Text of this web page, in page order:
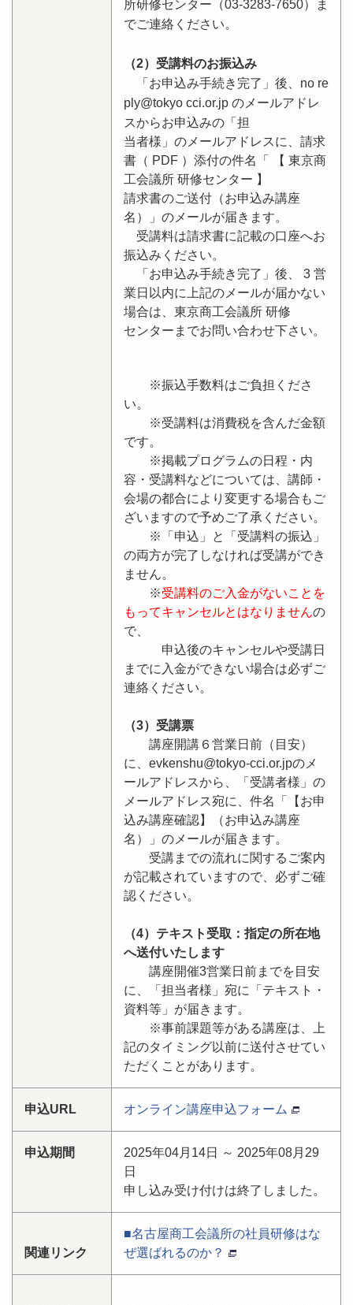
所研修センター（03-3283-7650）ま
でご連絡ください。
（2）受講料のお振込み
「お申込み手続き完了」後、no re
ply@tokyo cci.or.jp のメールアドレ
スからお申込みの「担
当者様」のメールアドレスに、請求
書（ PDF ）添付の件名「 【 東京商
工会議所 研修センター 】
請求書のご送付（お申込み講座
名）」のメールが届きます。
受講料は請求書に記載の口座へお
振込みください。
「お申込み手続き完了」後、 3 営
業日以内に上記のメールが届かない
場合は、東京商工会議所 研修
センターまでお問い合わせ下さい。
※振込手数料はご負担くださ
い。
※受講料は消費税を含んだ金額
です。
※掲載プログラムの日程・内
容・受講料などについては、講師・
会場の都合により変更する場合もご
ざいますので予めご了承ください。
※「申込」と「受講料の振込」
の両方が完了しなければ受講ができ
ません。
※受講料のご入金がないことを
もってキャンセルとはなりませんの
で、
申込後のキャンセルや受講日
までに入金ができない場合は必ずご
連絡ください。
（3）受講票
講座開講６営業日前（目安）
に、evkenshu@tokyo-cci.or.jpのメ
ールアドレスから、「受講者様」の
メールアドレス宛に、件名「【お申
込み講座確認】（お申込み講座
名）」のメールが届きます。
受講までの流れに関するご案内
が記載されていますので、必ずご確
認ください。
（4）テキスト受取：指定の所在地
へ送付いたします
講座開催3営業日前までを目安
に、「担当者様」宛に「テキスト・
資料等」が届きます。
※事前課題等がある講座は、上
記のタイミング以前に送付させてい
ただくことがあります。
申込URL オンライン講座申込フォーム
申込期間
2025年04月14日 ～ 2025年08月29
日
申し込み受け付けは終了しました。
関連リンク
■名古屋商工会議所の社員研修はな
ぜ選ばれるのか？